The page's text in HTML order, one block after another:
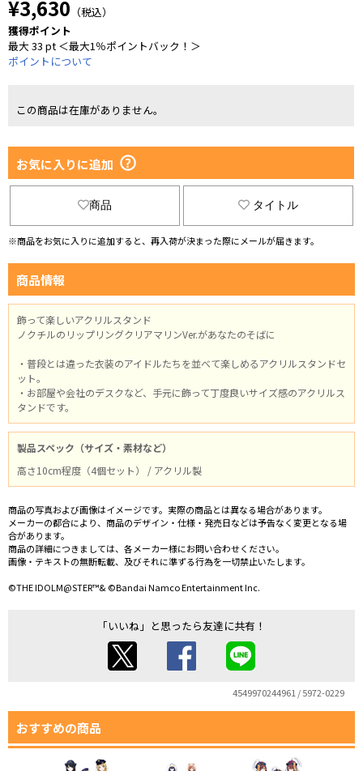
¥3,630 （税込）
獲得ポイント
最大 33 pt ＜最大1％ポイントバック！＞
ポイントについて
この商品は在庫がありません。
お気に入りに追加
商品 タイトル
※商品をお気に入りに追加すると、再入荷が決まった際にメールが届きます。
商品情報
飾って楽しいアクリルスタンド
ノクチルのリップリングクリアマリンVer.があなたのそばに
・普段とは違った衣装のアイドルたちを並べて楽しめるアクリルスタンドセ
ット。
・お部屋や会社のデスクなど、手元に飾って丁度良いサイズ感のアクリルス
タンドです。
製品スペック（サイズ・素材など）
高さ10cm程度（4個セット） / アクリル製
商品の写真および画像はイメージです。実際の商品とは異なる場合があります。
メーカーの都合により、商品のデザイン・仕様・発売日などは予告なく変更となる場
合があります。
商品の詳細につきましては、各メーカー様にお問い合わせください。
画像・テキストの無断転載、及びそれに準ずる行為を一切禁止いたします。
©THE IDOLM@STER™& ©Bandai Namco Entertainment Inc.
「いいね」と思ったら友達に共有！
4549970244961 / 5972-0229
おすすめの商品